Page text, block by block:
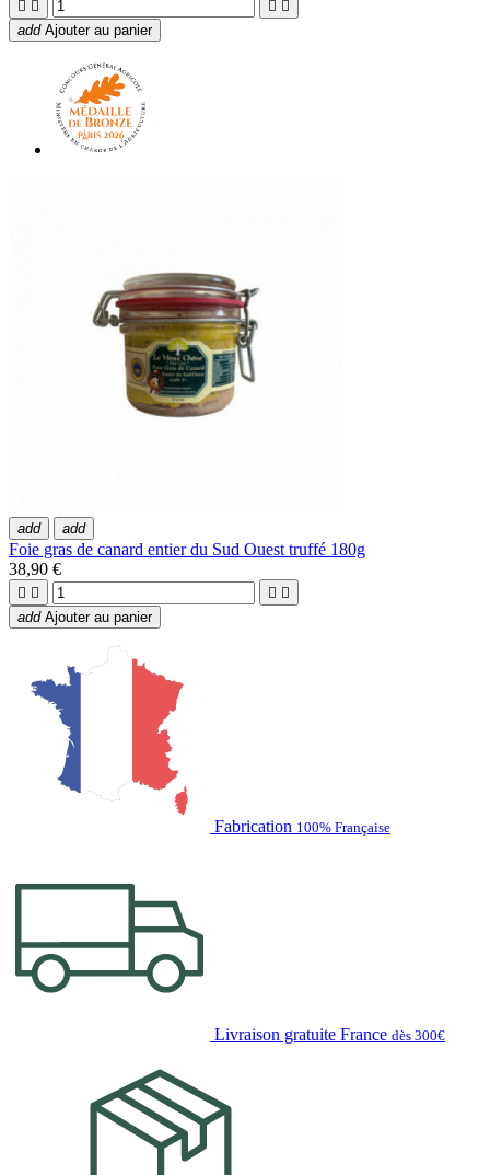
   
add Ajouter au panier
add add
Foie gras de canard entier du Sud Ouest truffé 180g
38,90 €
   
add Ajouter au panier
Fabrication 100% Française
Livraison gratuite France dès 300€